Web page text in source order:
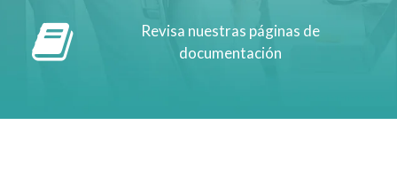
Revisa nuestras páginas de
documentación